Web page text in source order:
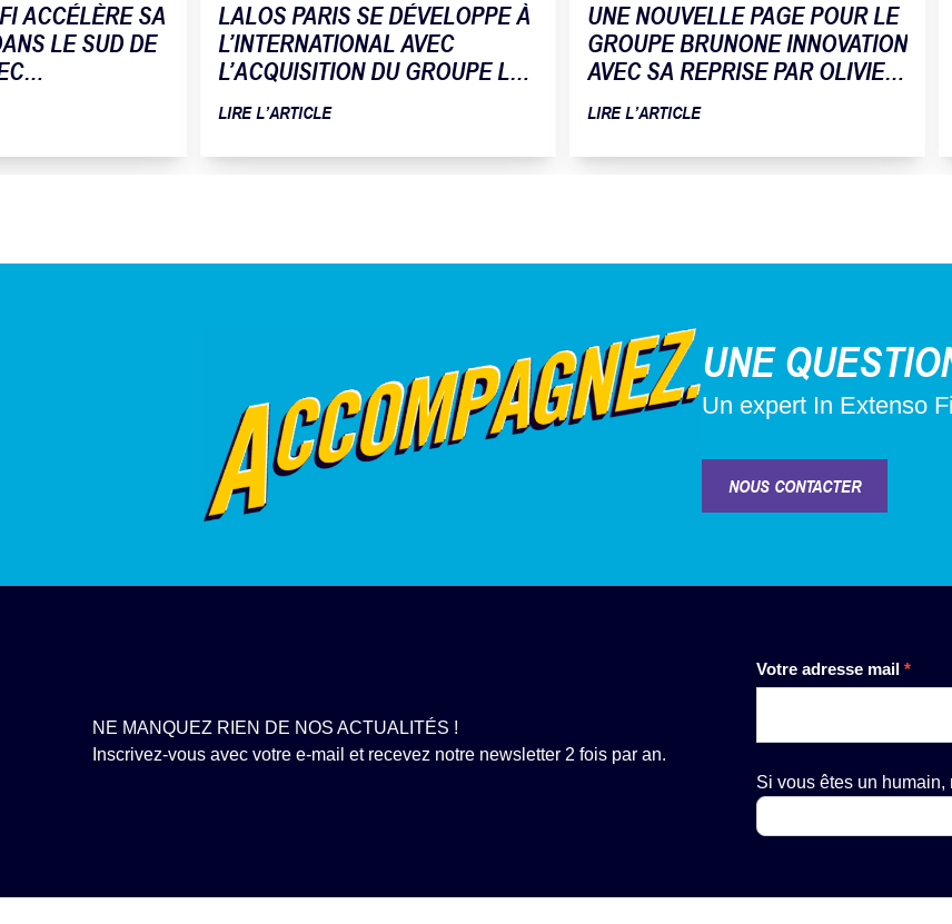
ACCÉLÈRE SA
LE SUD DE
LALOS PARIS SE DÉVELOPPE À
L’INTERNATIONAL AVEC
L’ACQUISITION DU GROUPE LA
FLEUR DU PAIN
LIRE L’ARTICLE
UNE NOUVELLE PAGE POUR LE
GROUPE BRUNONE INNOVATION
AVEC SA REPRISE PAR OLIVIER
TOMAT
LIRE L’ARTICLE
UNE
Un expert In Extenso
NOUS CONTACTER
NE MANQUEZ RIEN DE NOS ACTUALITÉS !
Inscrivez-vous avec votre e-mail et recevez notre newsletter 2 fois par an.
Votre adresse mail *
Si vous êtes un